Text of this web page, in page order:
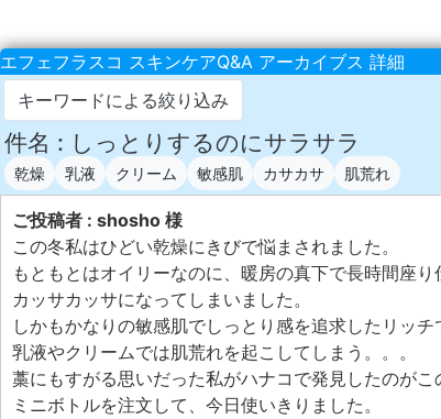
エフェフラスコ スキンケアQ&A アーカイブス 詳細
キーワードによる絞り込み
件名 : しっとりするのにサラサラ
乾燥 乳液 クリーム 敏感肌 カサカサ 肌荒れ
ご投稿者 : shosho 様
この冬私はひどい乾燥にきびで悩まされました。
もともとはオイリーなのに、暖房の真下で長時間座り
カッサカッサになってしまいました。
しかもかなりの敏感肌でしっとり感を追求したリッ
乳液やクリームでは肌荒れを起こしてしまう。。。
藁にもすがる思いだった私がハナコで発見したのがこ
ミニボトルを注文して、今日使いきりました。